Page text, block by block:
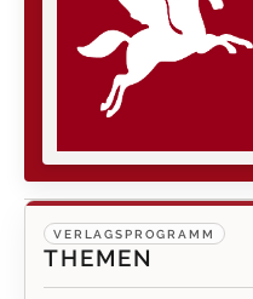
VERLAGSPROGRAMM
THEMEN